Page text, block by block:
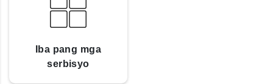
Iba pang mga
serbisyo